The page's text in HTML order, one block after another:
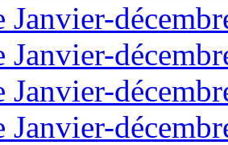
Janvier-
Janvier-
Janvier-
Janvier-